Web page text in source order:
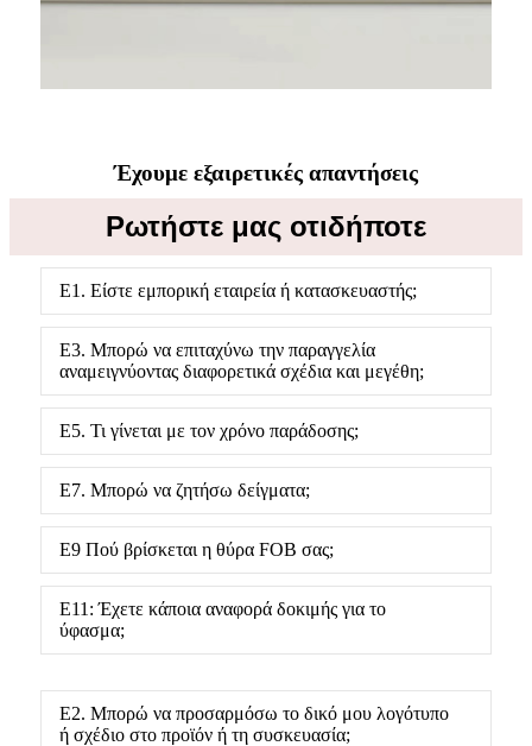
Έχουμε εξαιρετικές απαντήσεις
Ρωτήστε μας οτιδήποτε
Ε1. Είστε εμπορική εταιρεία ή κατασκευαστής;
Ε3. Μπορώ να επιταχύνω την παραγγελία
αναμειγνύοντας διαφορετικά σχέδια και μεγέθη;
Ε5. Τι γίνεται με τον χρόνο παράδοσης;
Ε7. Μπορώ να ζητήσω δείγματα;
Ε9 Πού βρίσκεται η θύρα FOB σας;
Ε11: Έχετε κάποια αναφορά δοκιμής για το
ύφασμα;
Ε2. Μπορώ να προσαρμόσω το δικό μου λογότυπο
ή σχέδιο στο προϊόν ή τη συσκευασία;